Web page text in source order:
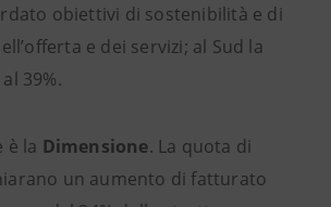
obiettivi di sostenibilità e di
e dei servizi; al Sud la
39%.
è la Dimensione. La quota di
un aumento di fatturato